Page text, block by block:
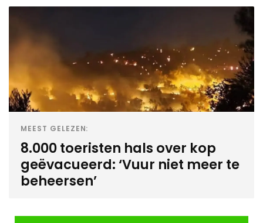
MEEST GELEZEN:
8.000 toeristen hals over kop
geëvacueerd: ‘Vuur niet meer te
beheersen’